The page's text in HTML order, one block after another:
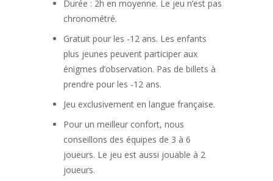
Durée : 2h en moyenne. Le jeu n’est pas
chronométré.
Gratuit pour les -12 ans. Les enfants
plus jeunes peuvent participer aux
énigmes d’observation. Pas de billets à
prendre pour les -12 ans.
Jeu exclusivement en langue française.
Pour un meilleur confort, nous
conseillons des équipes de 3 à 6
joueurs. Le jeu est aussi jouable à 2
joueurs.